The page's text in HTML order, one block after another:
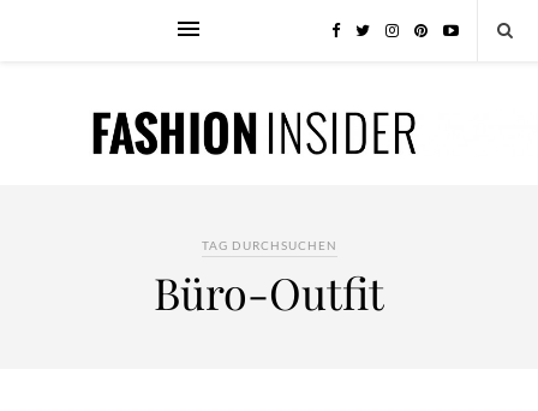
TAG DURCHSUCHEN
Büro-Outfit